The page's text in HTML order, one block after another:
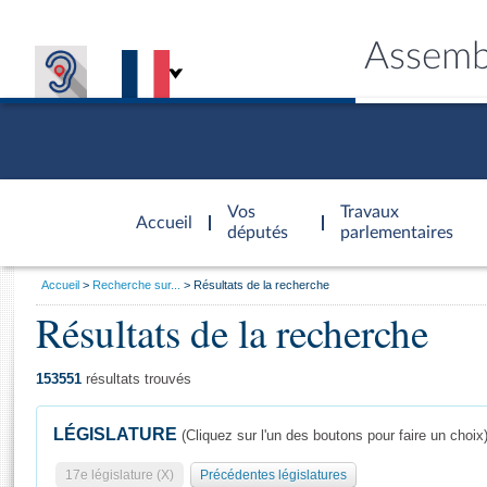
Accueil
d'accueil
Vos
députés
Travaux
parlementaires
Général
Vous
Accueil Recherche sur... Résultats de la recherche
Résultats de la recherche
153551 résultats trouvés
LÉGISLATURE (Cliquez sur l'un des boutons pour faire un choix)
17e législature (X) Précédentes législatures